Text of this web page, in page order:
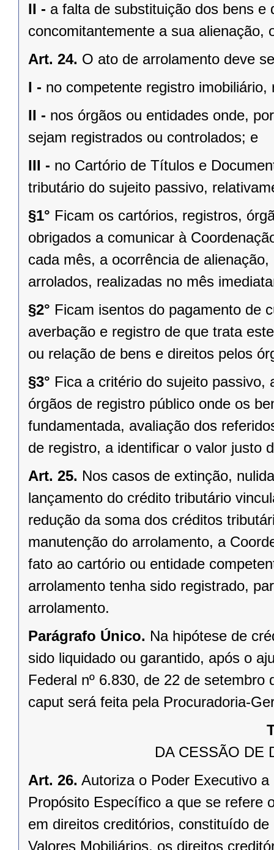
II - a falta de substituição dos bens
concomitantemente a sua alienação,
Art. 24. O ato de arrolamento deve
I - no competente registro
II - nos órgãos ou entidades onde,
sejam registrados ou controlados; e
III - no Cartório de Títulos e
tributário do sujeito passivo,
§1° Ficam os cartórios, registros,
obrigados a comunicar à
cada mês, a ocorrência de
arrolados, realizadas no mês
§2° Ficam isentos do pagamento de
averbação e registro de que trata
ou relação de bens e direitos pelos
§3° Fica a critério do sujeito passivo,
órgãos de registro público onde os
fundamentada, avaliação dos
de registro, a identificar o valor justo
Art. 25. Nos casos de extinção,
lançamento do crédito tributário
redução da soma dos créditos
manutenção do arrolamento, a
fato ao cartório ou entidade
arrolamento tenha sido registrado,
arrolamento.
Parágrafo Único. Na hipótese de
sido liquidado ou garantido, após o
Federal nº 6.830, de 22 de
caput será feita pela Procuradoria-
DA CESSÃO DE
Art. 26. Autoriza o Poder Executivo
Propósito Específico a que se refere
em direitos creditórios, constituído
Valores Mobiliários, os direitos